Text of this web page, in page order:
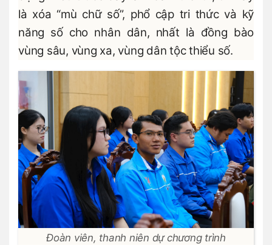
là xóa “mù chữ số”, phổ cập tri thức và kỹ
năng số cho nhân dân, nhất là đồng bào
vùng sâu, vùng xa, vùng dân tộc thiểu số.
Đoàn viên, thanh niên dự chương trình